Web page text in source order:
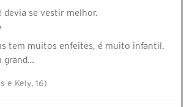
devia se vestir melhor.
tem muitos enfeites, é muito infantil.
grand…
e Kely, 16)